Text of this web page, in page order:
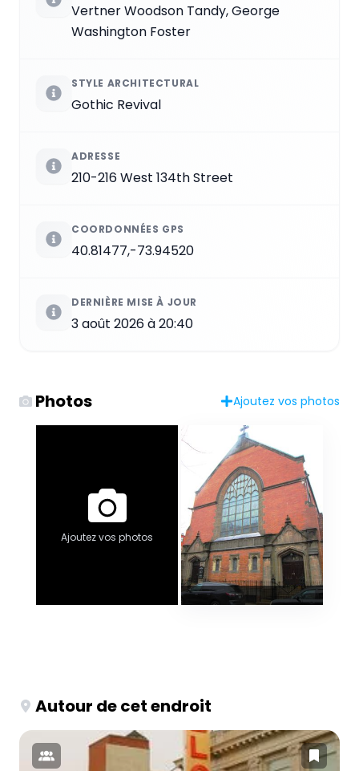
Vertner Woodson Tandy, George
Washington Foster
STYLE ARCHITECTURAL
Gothic Revival
ADRESSE
210-216 West 134th Street
COORDONNÉES GPS
40.81477,-73.94520
DERNIÈRE MISE À JOUR
3 août 2026 à 20:40
Photos Ajoutez vos photos
Ajoutez vos photos
Autour de cet endroit